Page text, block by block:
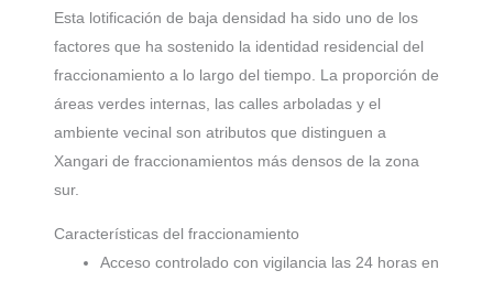
Esta lotificación de baja densidad ha sido uno de los
factores que ha sostenido la identidad residencial del
fraccionamiento a lo largo del tiempo. La proporción de
áreas verdes internas, las calles arboladas y el
ambiente vecinal son atributos que distinguen a
Xangari de fraccionamientos más densos de la zona
sur.
Características del fraccionamiento
Acceso controlado con vigilancia las 24 horas en